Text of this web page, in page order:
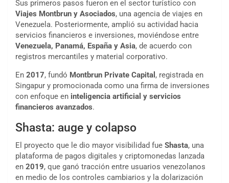
Sus primeros pasos fueron en el sector turístico con
Viajes Montbrun y Asociados, una agencia de viajes en
Venezuela. Posteriormente, amplió su actividad hacia
servicios financieros e inversiones, moviéndose entre
Venezuela, Panamá, España y Asia, de acuerdo con
registros mercantiles y material corporativo.
En 2017, fundó Montbrun Private Capital , registrada en
Singapur y promocionada como una firma de inversiones
con enfoque en inteligencia artificial y servicios
financieros avanzados.
Shasta: auge y colapso
El proyecto que le dio mayor visibilidad fue Shasta, una
plataforma de pagos digitales y criptomonedas lanzada
en 2019, que ganó tracción entre usuarios venezolanos
en medio de los controles cambiarios y la dolarización